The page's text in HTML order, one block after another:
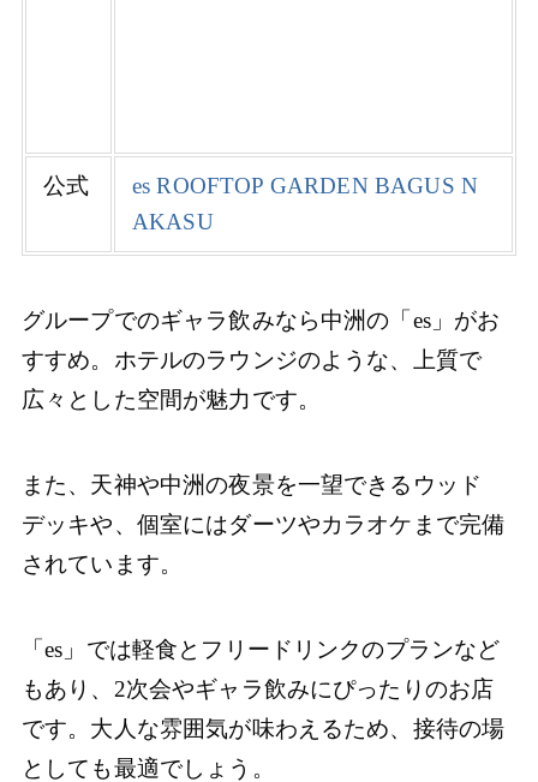
公式
es ROOFTOP GARDEN BAGUS N
AKASU
グループでのギャラ飲みなら中洲の「es」がお
すすめ。ホテルのラウンジのような、上質で
広々とした空間が魅力です。
また、天神や中洲の夜景を一望できるウッド
デッキや、個室にはダーツやカラオケまで完備
されています。
「es」では軽食とフリードリンクのプランなど
もあり、2次会やギャラ飲みにぴったりのお店
です。大人な雰囲気が味わえるため、接待の場
としても最適でしょう。